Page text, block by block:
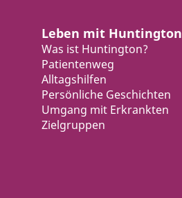
Leben mit Huntington
Was ist Huntington?
Patientenweg
Alltagshilfen
Persönliche Geschichten
Umgang mit Erkrankten
Zielgruppen